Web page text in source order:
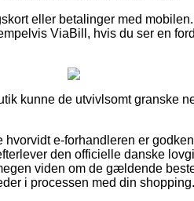
eller betalinger med
ViaBill, hvis du ser en
kunne de utvivlsomt granske
e-forhandleren er
den officielle danske
viden om de gældende
i processen med din shopping.